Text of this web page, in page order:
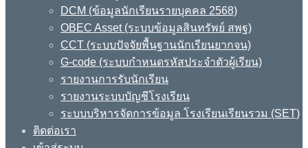
DCM (ข้อมูลนักเรียนรายบุคคล 2568)
OBEC Asset (ระบบข้อมูลสินทรัพย์ สพฐ)
CCT (ระบบปัจจัยพื้นฐานนักเรียนยากจน)
G-code (ระบบกำหนดรหัสประจำตัวผู้เรียน)
รายงานการรับนักเรียน
รายงานระบบบัญชีโรงเรียน
ระบบบริหารจัดการข้อมูล โรงเรียนเรียนรวม (SET)
ติดต่อเรา